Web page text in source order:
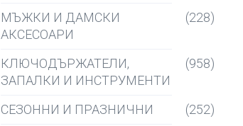
МЪЖКИ И ДАМСКИ
АКСЕСОАРИ
(228)
КЛЮЧОДЪРЖАТЕЛИ,
ЗАПАЛКИ И ИНСТРУМЕНТИ
(958)
СЕЗОННИ И ПРАЗНИЧНИ
(252)